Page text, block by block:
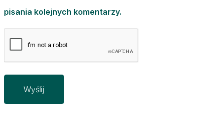
pisania kolejnych komentarzy.